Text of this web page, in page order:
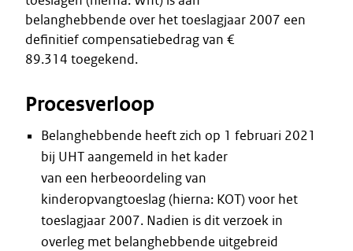
belanghebbende over het toeslagjaar 2007 een
definitief compensatiebedrag van €
89.314 toegekend.
Procesverloop
Belanghebbende heeft zich op 1 februari 2021
bij UHT aangemeld in het kader
van een herbeoordeling van
kinderopvangtoeslag (hierna: KOT) voor het
toeslagjaar 2007. Nadien is dit verzoek in
overleg met belanghebbende uitgebreid